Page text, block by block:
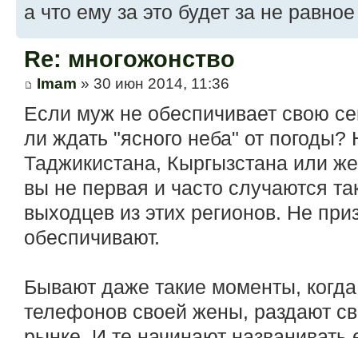
а что ему за это будет за не
Re: многожонство
Imam » 30 июн 2014, 11:36
Если муж не обеспичивает свою
ли ждать "ясного неба" от
Таджикистана, Кыргызстана или
вы не первая и часто случаются
выходцев из этих регионов. Не
обеспичивают.
Бывают даже такие моменты,
телефонов своей жены, раздают